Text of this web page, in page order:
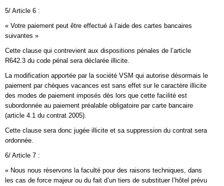
5/ Article 6 :
« Votre paiement peut être effectué à l’aide des cartes bancaires
suivantes »
Cette clause qui contrevient aux dispositions pénales de l’article
R642.3 du code pénal sera déclarée illicite.
La modification apportée par la société VSM qui autorise désormais le
paiement par chèques vacances est sans effet sur le caractère illicite
des modes de paiement imposés dès lors que cette facilité est
subordonnée au paiement préalable obligatoire par carte bancaire
(article 4.1 du contrat 2005).
Cette clause sera donc jugée illicite et sa suppression du contrat sera
ordonnée.
6/ Article 7 :
« Nous nous réservons la faculté pour des raisons techniques, dans
les cas de force majeur ou du fait d’un tiers de substituer l’hôtel prévu